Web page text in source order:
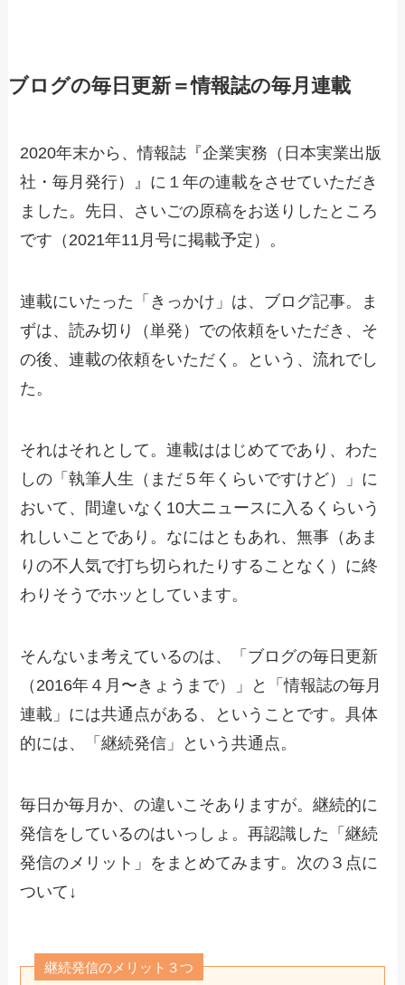
ブログの毎日更新＝情報誌の毎月連載
2020年末から、情報誌『企業実務（日本実業出版
社・毎月発行）』に１年の連載をさせていただき
ました。先日、さいごの原稿をお送りしたところ
です（2021年11月号に掲載予定）。
連載にいたった「きっかけ」は、ブログ記事。ま
ずは、読み切り（単発）での依頼をいただき、そ
の後、連載の依頼をいただく。という、流れでし
た。
それはそれとして。連載ははじめてであり、わた
しの「執筆人生（まだ５年くらいですけど）」に
おいて、間違いなく10大ニュースに入るくらいう
れしいことであり。なにはともあれ、無事（あま
りの不人気で打ち切られたりすることなく）に終
わりそうでホッとしています。
そんないま考えているのは、「ブログの毎日更新
（2016年４月〜きょうまで）」と「情報誌の毎月
連載」には共通点がある、ということです。具体
的には、「継続発信」という共通点。
毎日か毎月か、の違いこそありますが。継続的に
発信をしているのはいっしょ。再認識した「継続
発信のメリット」をまとめてみます。次の３点に
ついて↓
継続発信のメリット３つ